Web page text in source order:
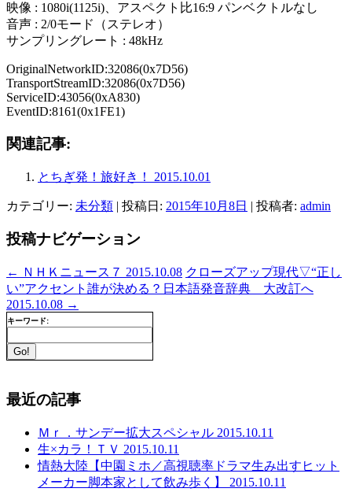
映像 : 1080i(1125i)、アスペクト比16:9 パンベクトルなし
音声 : 2/0モード（ステレオ）
サンプリングレート : 48kHz
OriginalNetworkID:32086(0x7D56)
TransportStreamID:32086(0x7D56)
ServiceID:43056(0xA830)
EventID:8161(0x1FE1)
関連記事:
とちぎ発！旅好き！ 2015.10.01
カテゴリー: 未分類 | 投稿日: 2015年10月8日 | 投稿者: admin
投稿ナビゲーション
← ＮＨＫニュース７ 2015.10.08 クローズアップ現代▽“正し
い”アクセント誰が決める？日本語発音辞典 大改訂へ
2015.10.08 →
キーワード:
最近の記事
Ｍｒ．サンデー拡大スペシャル 2015.10.11
生×カラ！ＴＶ 2015.10.11
情熱大陸【中園ミホ／高視聴率ドラマ生み出すヒット
メーカー脚本家として飲み歩く】 2015.10.11